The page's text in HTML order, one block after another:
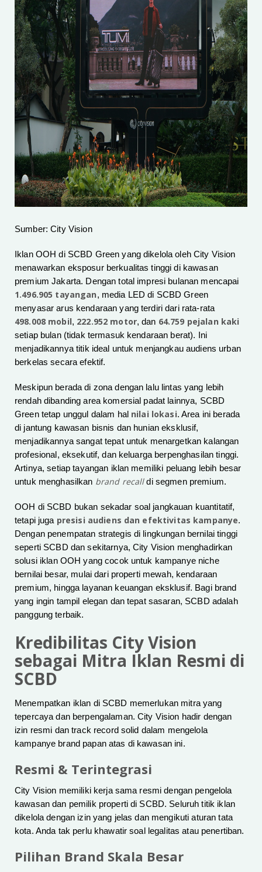
Sumber: City Vision
Iklan OOH di SCBD Green yang dikelola oleh City Vision
menawarkan eksposur berkualitas tinggi di kawasan
premium Jakarta. Dengan total impresi bulanan mencapai
1.496.905 tayangan, media LED di SCBD Green
menyasar arus kendaraan yang terdiri dari rata-rata
498.008 mobil, 222.952 motor, dan 64.759 pejalan kaki
setiap bulan (tidak termasuk kendaraan berat). Ini
menjadikannya titik ideal untuk menjangkau audiens urban
berkelas secara efektif.
Meskipun berada di zona dengan lalu lintas yang lebih
rendah dibanding area komersial padat lainnya, SCBD
Green tetap unggul dalam hal nilai lokasi. Area ini berada
di jantung kawasan bisnis dan hunian eksklusif,
menjadikannya sangat tepat untuk menargetkan kalangan
profesional, eksekutif, dan keluarga berpenghasilan tinggi.
Artinya, setiap tayangan iklan memiliki peluang lebih besar
untuk menghasilkan brand recalldi segmen premium.
OOH di SCBD bukan sekadar soal jangkauan kuantitatif,
tetapi juga presisi audiens dan efektivitas kampanye.
Dengan penempatan strategis di lingkungan bernilai tinggi
seperti SCBD dan sekitarnya, City Vision menghadirkan
solusi iklan OOH yang cocok untuk kampanye niche
bernilai besar, mulai dari properti mewah, kendaraan
premium, hingga layanan keuangan eksklusif. Bagi brand
yang ingin tampil elegan dan tepat sasaran, SCBD adalah
panggung terbaik.
Kredibilitas City Vision
sebagai Mitra Iklan Resmi di
SCBD
Menempatkan iklan di SCBD memerlukan mitra yang
tepercaya dan berpengalaman. City Vision hadir dengan
izin resmi dan track record solid dalam mengelola
kampanye brand papan atas di kawasan ini.
Resmi & Terintegrasi
City Vision memiliki kerja sama resmi dengan pengelola
kawasan dan pemilik properti di SCBD. Seluruh titik iklan
dikelola dengan izin yang jelas dan mengikuti aturan tata
kota. Anda tak perlu khawatir soal legalitas atau penertiban.
Pilihan Brand Skala Besar